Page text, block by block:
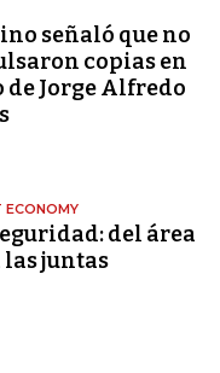
señaló que no
copias en
de Jorge Alfredo
ECONOMY
del área
las juntas